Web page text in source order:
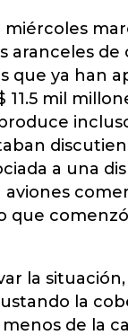
miércoles
aranceles de
que ya han
11.5 mil
a una
aviones
que
la
la
de la